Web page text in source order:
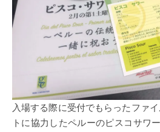
入場する際に受付でもらったファ
トに協力したペルーのピスコサワ